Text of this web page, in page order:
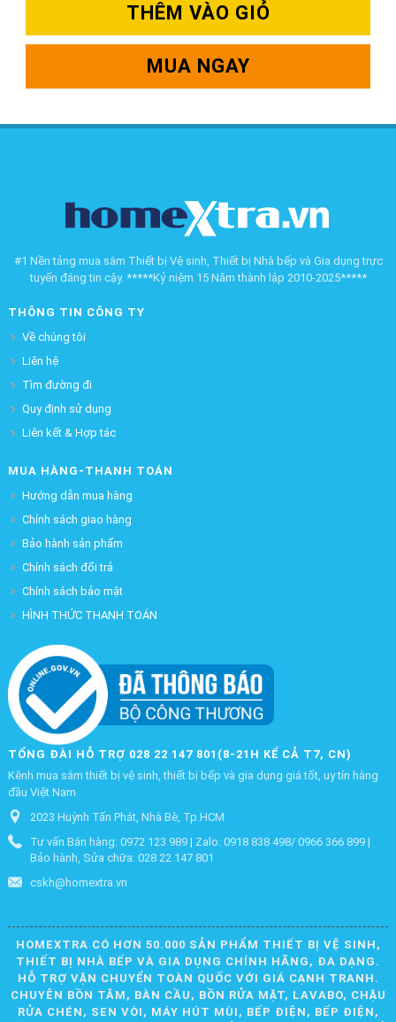
THÊM VÀO GIỎ
MUA NGAY
#1 Nền tảng mua sắm Thiết bị Vệ sinh, Thiết bị Nhà bếp và Gia dụng trực
tuyến đáng tin cậy. *****Kỷ niệm 15 Năm thành lập 2010-2025*****
THÔNG TIN CÔNG TY
Về chúng tôi
Liên hệ
Tìm đường đi
Quy định sử dụng
Liên kết & Hợp tác
MUA HÀNG-THANH TOÁN
Hướng dẫn mua hàng
Chính sách giao hàng
Bảo hành sản phẩm
Chính sách đổi trả
Chính sách bảo mật
HÌNH THỨC THANH TOÁN
TỔNG ĐÀI HỖ TRỢ 028 22 147 801(8-21H KỂ CẢ T7, CN)
Kênh mua sắm thiết bị vệ sinh, thiết bị bếp và gia dụng giá tốt, uy tín hàng
đầu Việt Nam
2023 Huỳnh Tấn Phát, Nhà Bè, Tp.HCM
Tư vấn Bán hàng: 0972 123 989 | Zalo: 0918 838 498/ 0966 366 899 |
Bảo hành, Sửa chữa: 028 22 147 801
cskh@homextra.vn
HOMEXTRA CÓ HƠN 50.000 SẢN PHẨM THIẾT BỊ VỆ SINH,
THIẾT BỊ NHÀ BẾP VÀ GIA DỤNG CHÍNH HÃNG, ĐA DẠNG.
HỖ TRỢ VẬN CHUYỂN TOÀN QUỐC VỚI GIÁ CẠNH TRANH.
CHUYÊN BỒN TẮM, BÀN CẦU, BỒN RỬA MẶT, LAVABO, CHẬU
RỬA CHÉN, SEN VÒI, MÁY HÚT MÙI, BẾP ĐIỆN, BẾP ĐIỆN,